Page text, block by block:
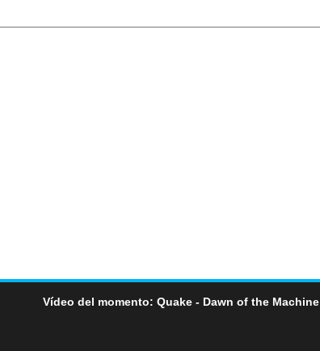
Vídeo del momento: Quake - Dawn of the Machine